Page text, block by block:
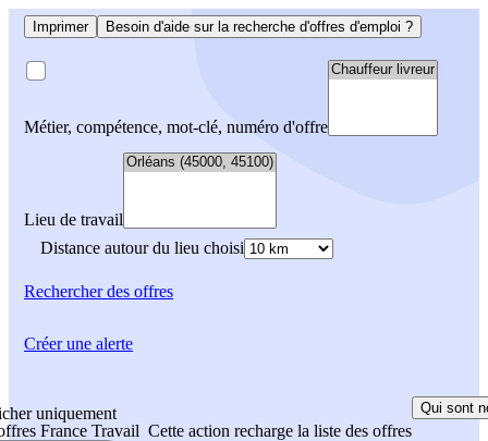
Imprimer Besoin d'aide sur la recherche d'offres d'emploi ?
Métier, compétence, mot-clé, numéro d'offre
Lieu de travail
Distance autour du lieu choisi
Rechercherdes offres
uniquement
France Travail Cette action recharge la liste des offres
Qui sont
Créer une alerte